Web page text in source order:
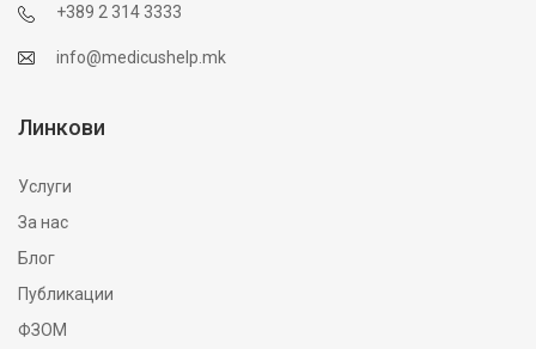
+389 2 314 3333
info@medicushelp.mk
Линкови
Услуги
За нас
Блог
Публикации
ФЗОМ